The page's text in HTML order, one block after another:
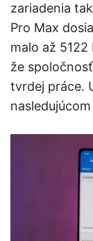
zariadenia
Pro Max
malo až
že
tvrdej práce.